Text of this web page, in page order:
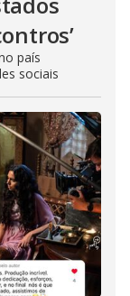
país
sociais